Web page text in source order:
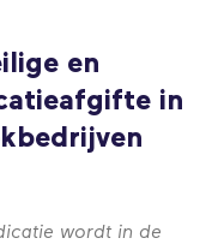
en
in
wordt in de